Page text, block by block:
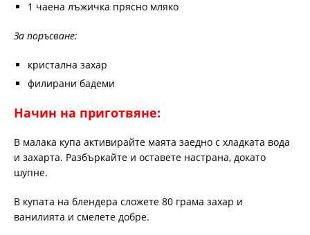
1 чаена лъжичка прясно мляко
За поръсване:
кристална захар
филирани бадеми
Начин на приготвяне:
В малака купа активирайте маята заедно с хладката вода
и захарта. Разбъркайте и оставете настрана, докато
шупне.
В купата на блендера сложете 80 грама захар и
ванилията и смелете добре.